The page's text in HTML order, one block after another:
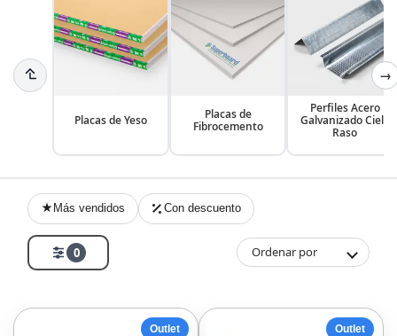
Placas de Yeso
Placas de
Fibrocemento
Perfiles Acero
Galvanizado Cielo
Raso
→
Más vendidos Con descuento
0 Ordenar por
Outlet Outlet